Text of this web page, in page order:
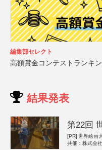
編集部セレクト
高額賞金コンテストランキ
結果発表
第22回
[PR] 世界絵画
共催：株式会